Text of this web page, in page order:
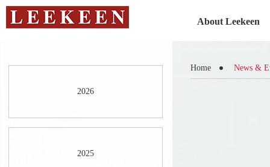
About Leekeen
2026
2025
Home News &